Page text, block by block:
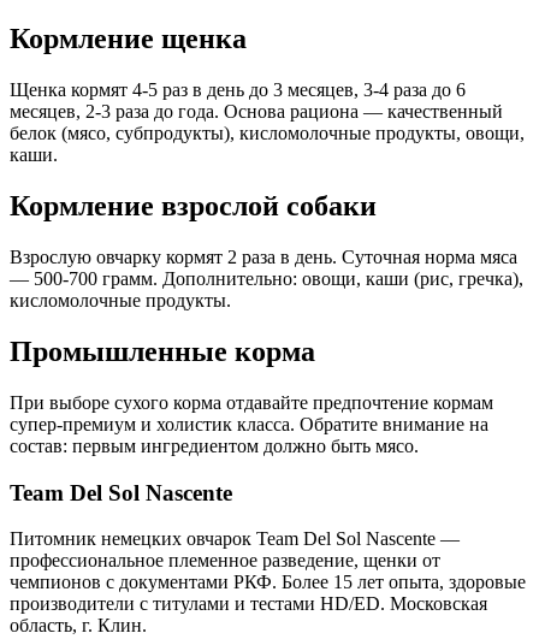
Кормление щенка
Щенка кормят 4-5 раз в день до 3 месяцев, 3-4 раза до 6
месяцев, 2-3 раза до года. Основа рациона — качественный
белок (мясо, субпродукты), кисломолочные продукты, овощи,
каши.
Кормление взрослой собаки
Взрослую овчарку кормят 2 раза в день. Суточная норма мяса
— 500-700 грамм. Дополнительно: овощи, каши (рис, гречка),
кисломолочные продукты.
Промышленные корма
При выборе сухого корма отдавайте предпочтение кормам
супер-премиум и холистик класса. Обратите внимание на
состав: первым ингредиентом должно быть мясо.
Team Del Sol Nascente
Питомник немецких овчарок Team Del Sol Nascente —
профессиональное племенное разведение, щенки от
чемпионов с документами РКФ. Более 15 лет опыта, здоровые
производители с титулами и тестами HD/ED. Московская
область, г. Клин.